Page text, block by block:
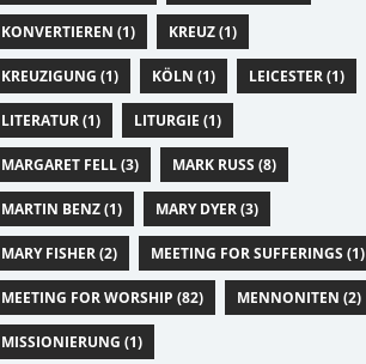
KONVERTIEREN (1) KREUZ (1)
KREUZIGUNG (1) KÖLN (1) LEICESTER (1)
LITERATUR (1) LITURGIE (1)
MARGARET FELL (3) MARK RUSS (8)
MARTIN BENZ (1) MARY DYER (3)
MARY FISHER (2) MEETING FOR SUFFERINGS (1)
MEETING FOR WORSHIP (82) MENNONITEN (2)
MISSIONIERUNG (1)